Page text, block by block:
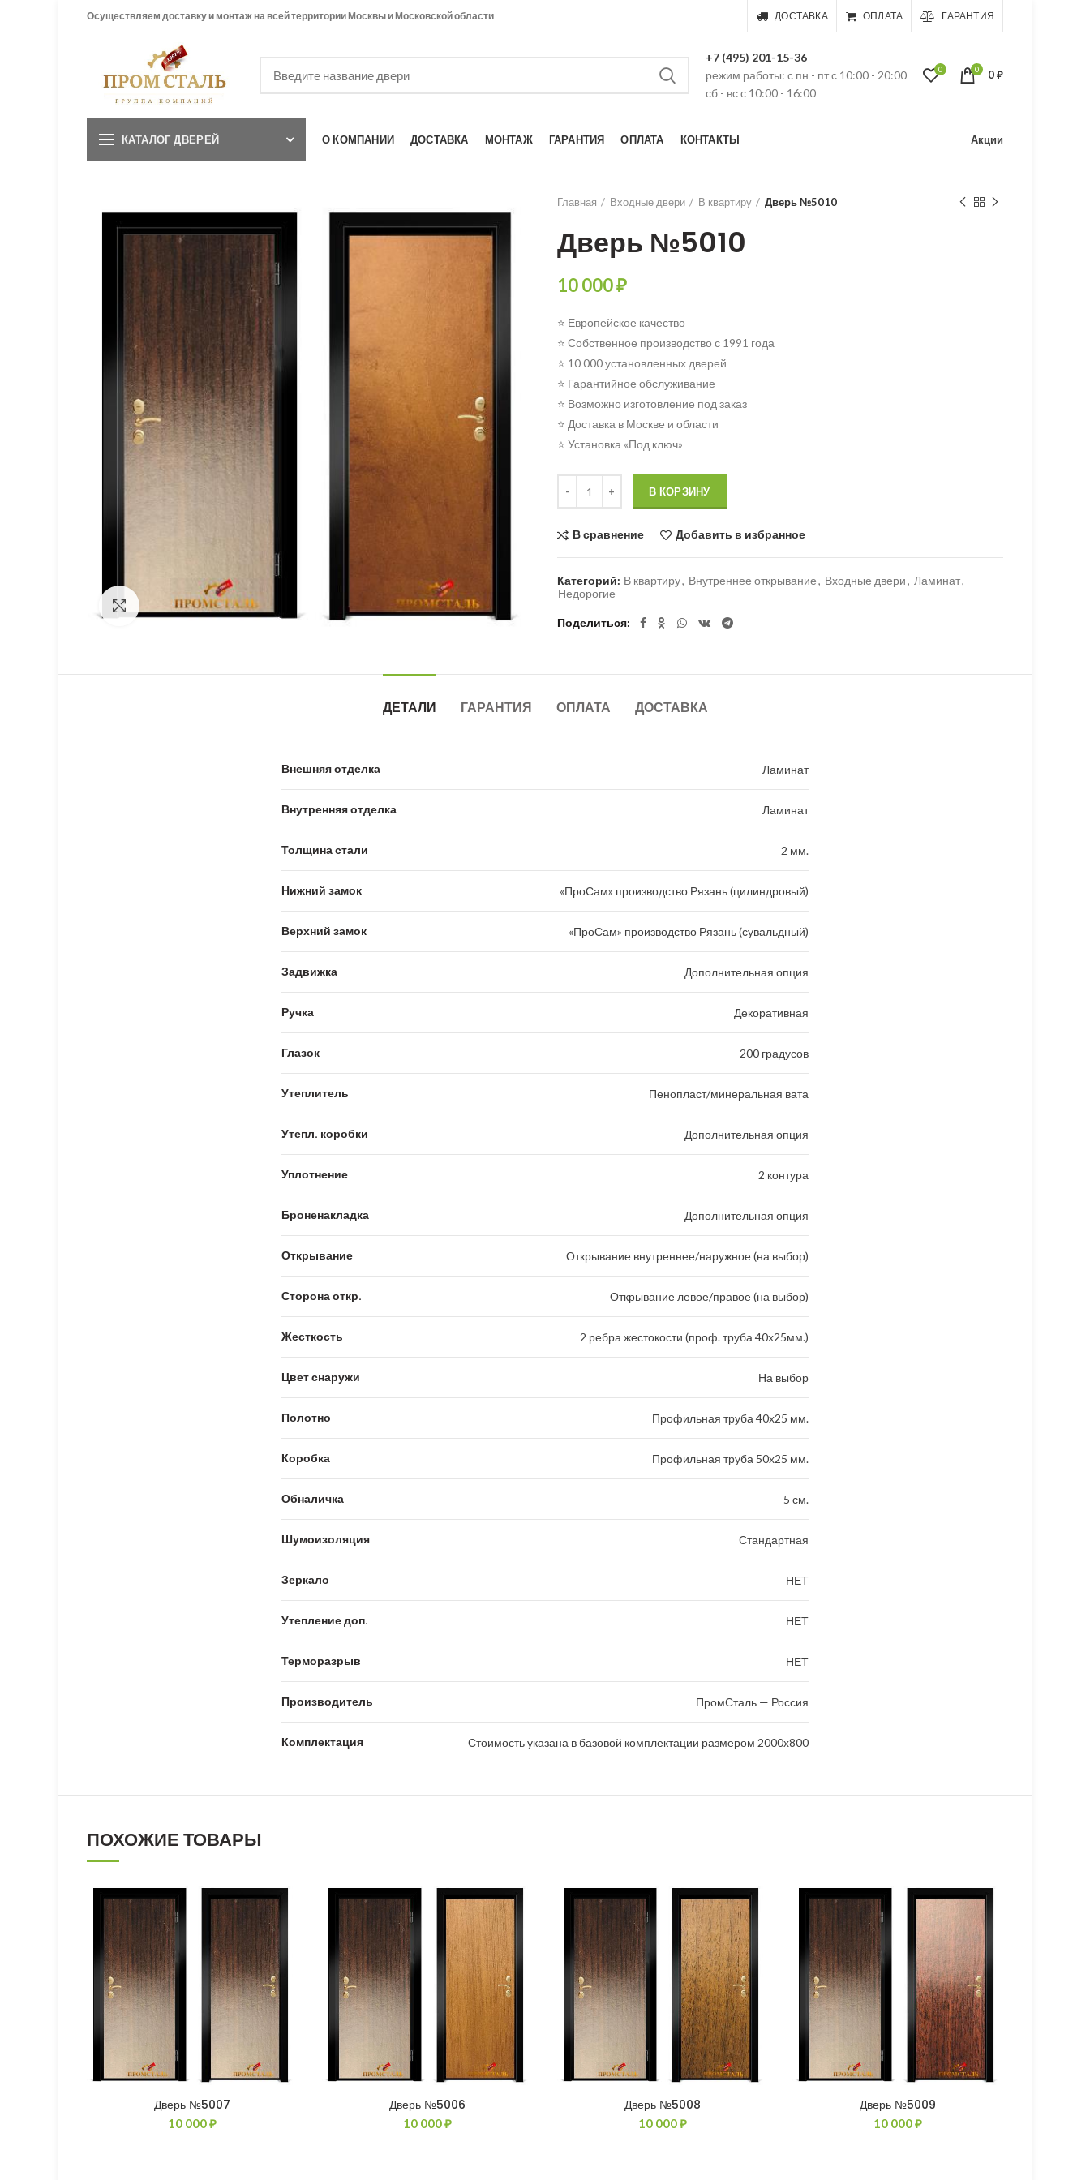
Осуществляем доставку и монтаж на всей территории Москвы и Московской области ДОСТАВКА ОПЛАТА ГАРАНТИЯ
+7 (495) 201-15-36
режим работы: с пн - пт с 10:00 - 20:00
сб - вс с 10:00 - 16:00
0 0 0₽
КАТАЛОГ ДВЕРЕЙ О КОМПАНИИ ДОСТАВКА МОНТАЖ ГАРАНТИЯ ОПЛАТА КОНТАКТЫ Акции
Click to enlarge
Главная Входные двери В квартиру Дверь №5010
Дверь №5010
10 000₽
⭐ Европейское качество
⭐ Собственное производство с 1991 года
⭐ 10 000 установленных дверей
⭐ Гарантийное обслуживание
⭐ Возможно изготовление под заказ
⭐ Доставка в Москве и области
⭐ Установка «Под ключ»
В КОРЗИНУ
В сравнение Добавить в избранное
Категорий: В квартиру, Внутреннее открывание, Входные двери, Ламинат,
Недорогие
Поделиться
ДЕТАЛИ ГАРАНТИЯ ОПЛАТА ДОСТАВКА
Внешняя отделка Ламинат
Внутренняя отделка Ламинат
Толщина стали 2 мм.
Нижний замок «ПроСам» производство Рязань (цилиндровый)
Верхний замок «ПроСам» производство Рязань (сувальдный)
Задвижка Дополнительная опция
Ручка Декоративная
Глазок 200 градусов
Утеплитель Пенопласт/минеральная вата
Утепл. коробки Дополнительная опция
Уплотнение 2 контура
Броненакладка Дополнительная опция
Открывание Открывание внутреннее/наружное (на выбор)
Сторона откр. Открывание левое/правое (на выбор)
Жесткость 2 ребра жестокости (проф. труба 40х25мм.)
Цвет снаружи На выбор
Полотно Профильная труба 40х25 мм.
Коробка Профильная труба 50х25 мм.
Обналичка 5 см.
Шумоизоляция Стандартная
Зеркало НЕТ
Утепление доп. НЕТ
Терморазрыв НЕТ
Производитель ПромСталь — Россия
Комплектация Стоимость указана в базовой комплектации размером 2000х800
ПОХОЖИЕ ТОВАРЫ
Дверь №5007
10 000₽
Дверь №5006
10 000₽
Дверь №5008
10 000₽
Дверь №5009
10 000₽